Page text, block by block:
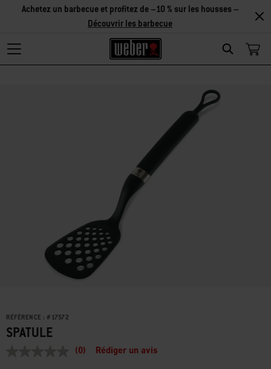
Search
Achetez un barbecue et profitez de –10 % sur les housses –
Découvrir les barbecue
RÉFÉRENCE : # 17572
SPATULE
(0) Rédiger un avis